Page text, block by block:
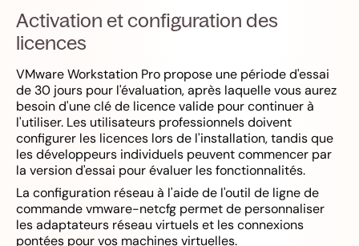
Activation et configuration des
licences
VMware Workstation Pro propose une période d'essai
de 30 jours pour l'évaluation, après laquelle vous aurez
besoin d'une clé de licence valide pour continuer à
l'utiliser. Les utilisateurs professionnels doivent
configurer les licences lors de l'installation, tandis que
les développeurs individuels peuvent commencer par
la version d'essai pour évaluer les fonctionnalités.
La configuration réseau à l'aide de l'outil de ligne de
commande vmware-netcfg permet de personnaliser
les adaptateurs réseau virtuels et les connexions
pontées pour vos machines virtuelles.